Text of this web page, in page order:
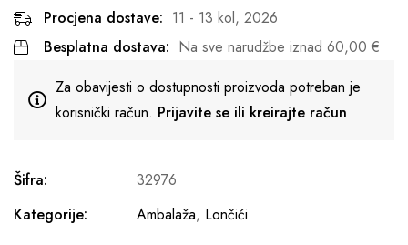
Procjena dostave: 11 - 13 kol, 2026
Besplatna dostava: Na sve narudžbe iznad 60,00 €
Za obavijesti o dostupnosti proizvoda potreban je
korisnički račun. Prijavite se ili kreirajte račun
Šifra:
32976
Kategorije:
Ambalaža, Lončići